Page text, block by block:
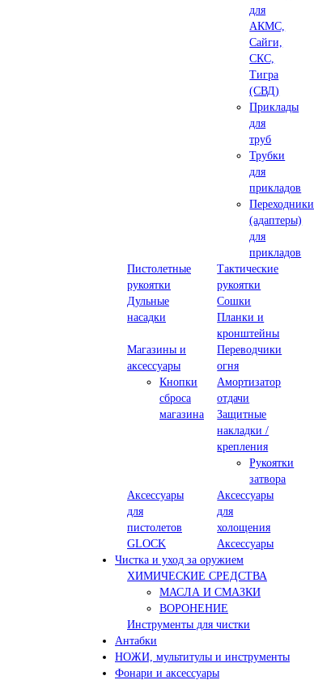
для
АКМС,
Сайги,
СКС,
Тигра
(СВД)
Приклады
для
труб
Трубки
для
прикладов
Переходники
(адаптеры)
для
прикладов
Пистолетные
рукоятки
Тактические
рукоятки
Дульные
насадки
Сошки
Планки и
кронштейны
Магазины и
аксессуары
Кнопки
сброса
магазина
Переводчики
огня
Амортизатор
отдачи
Защитные
накладки /
крепления
Рукоятки
затвора
Аксессуары
для
пистолетов
GLOCK
Аксессуары
для
холощения
Аксессуары
Чистка и уход за оружием
ХИМИЧЕСКИЕ СРЕДСТВА
МАСЛА И СМАЗКИ
ВОРОНЕНИЕ
Инструменты для чистки
Антабки
НОЖИ, мультитулы и инструменты
Фонари и аксессуары